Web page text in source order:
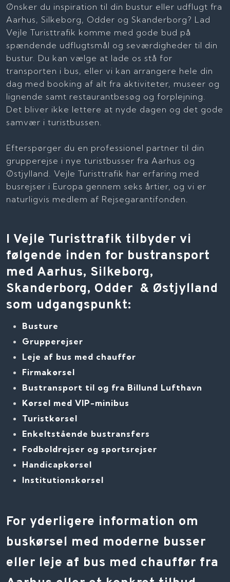
​Ønsker du inspiration til din bustur eller udflugt fra
Aarhus, Silkeborg, Odder og Skanderborg? Lad
Vejle Turisttrafik komme med gode bud på
spændende udflugtsmål og seværdigheder til din
bustur. Du kan vælge at lade os stå for
transporten i bus, eller vi kan arrangere hele din
dag med booking af alt fra aktiviteter, museer og
lignende samt restaurantbesøg og forplejning.
Det bliver ikke lettere at nyde dagen og det gode
samvær i turistbussen.
​Efterspørger du en professionel partner til din
grupperejse i nye turistbusser fra Aarhus og
Østjylland. Vejle Turisttrafik har erfaring med
busrejser i Europa gennem seks årtier, og vi er
naturligvis medlem af Rejsegarantifonden.
I Vejle Turisttrafik tilbyder vi
følgende inden for bustransport
med Aarhus, Silkeborg,
Skanderborg, Odder & Østjylland
som udgangspunkt:
Busture
Grupperejser
Leje af bus med chauffør
Firmakørsel
Bustransport til og fra Billund Lufthavn
Kørsel med VIP-minibus
Turistkørsel
Enkeltstående bustransfers
Fodboldrejser og sportsrejser
Handicapkørsel
Institutionskørsel
For yderligere information om
buskørsel med moderne busser
eller leje af bus med chauffør fra